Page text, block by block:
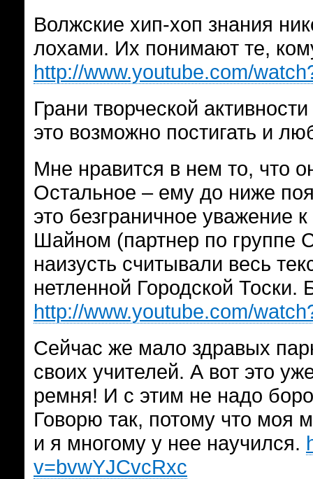
Волжские хип-хоп знания
лохами. Их понимают те,
http://www.youtube.com/
Грани творческой
это возможно постигать и
Мне нравится в нем то, что
Остальное – ему до ниже
это безграничное уважение
Шайном (партнер по группе
наизусть считывали весь
нетленной Городской Тоски.
http://www.youtube.com/
Сейчас же мало здравых
своих учителей. А вот это
ремня! И с этим не надо
Говорю так, потому что моя
и я многому у нее научился.
v=bvwYJCvcRxc